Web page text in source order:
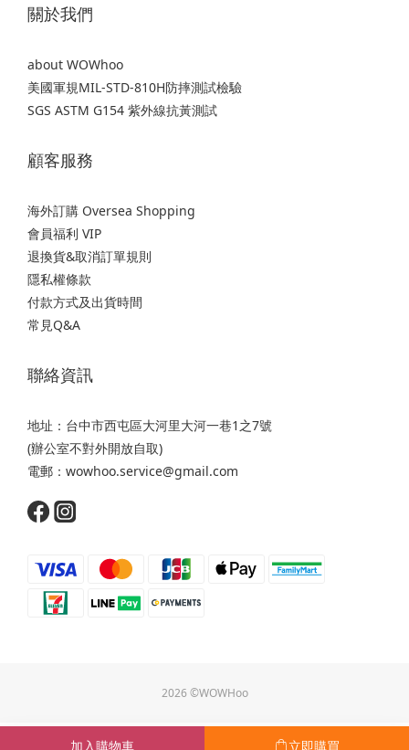
加入購物車 立即購買
關於我們
about WOWhoo
美國軍規MIL-STD-810H防摔測試檢驗
SGS ASTM G154 紫外線抗黃測試
顧客服務
海外訂購 Oversea Shopping
會員福利 VIP
退換貨&取消訂單規則
隱私權條款
付款方式及出貨時間
常見Q&A
聯絡資訊
地址：台中市西屯區大河里大河一巷1之7號
(辦公室不對外開放自取)
電郵：wowhoo.service@gmail.com
2026 ©WOWHoo